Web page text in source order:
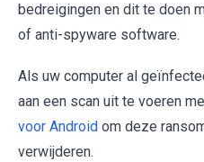
bedreigingen en dit te doen
of anti-spyware software.
Als uw computer al
aan een scan uit te voeren
voor Android om deze
verwijderen.